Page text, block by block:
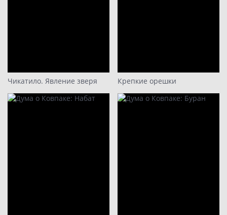
Чикатило. Явление зверя Крепкие орешки